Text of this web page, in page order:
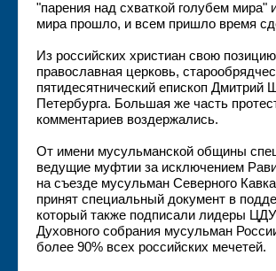
"парения над схваткой голубем мира"
мира прошло, и всем пришло время
Из российских христиан свою
православная церковь,
пятидесятнический епископ Дмитрий
Петербурга. Большая же часть
комментариев воздержались.
От имени мусульманской общины
ведущие муфтии за исключением
на съезде мусульман Северного
принят специальный документ в
который также подписали лидеры
Духовного собрания мусульман
более 90% всех российских мечетей.